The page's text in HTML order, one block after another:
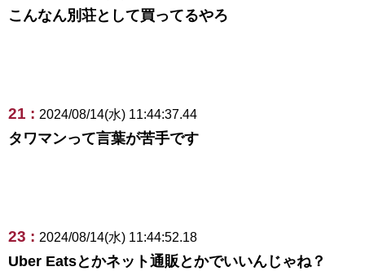
こんなん別荘として買ってるやろ
21 : 2024/08/14(水) 11:44:37.44
タワマンって言葉が苦手です
23 : 2024/08/14(水) 11:44:52.18
Uber Eatsとかネット通販とかでいいんじゃね？